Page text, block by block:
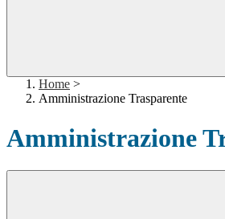
Home >
Amministrazione Trasparente
Amministrazione